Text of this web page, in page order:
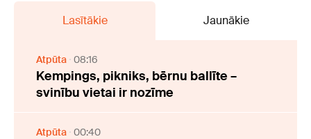
Lasītākie Jaunākie
Atpūta 08:16
Kempings, pikniks, bērnu ballīte –
svinību vietai ir nozīme
Atpūta 00:40